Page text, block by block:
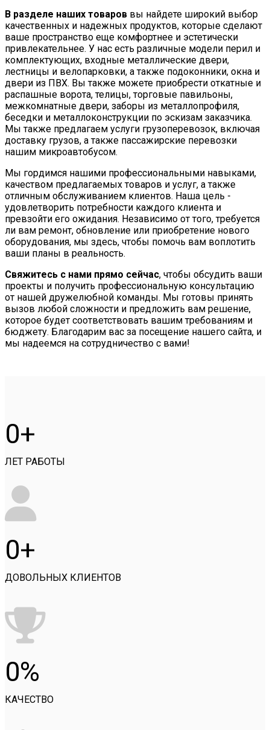
В разделе наших товаров вы найдете широкий выбор
качественных и надежных продуктов, которые сделают
ваше пространство еще комфортнее и эстетически
привлекательнее. У нас есть различные модели перил и
комплектующих, входные металлические двери,
лестницы и велопарковки, а также подоконники, окна и
двери из ПВХ. Вы также можете приобрести откатные и
распашные ворота, телицы, торговые павильоны,
межкомнатные двери, заборы из металлопрофиля,
беседки и металлоконструкции по эскизам заказчика.
Мы также предлагаем услуги грузоперевозок, включая
доставку грузов, а также пассажирские перевозки
нашим микроавтобусом.
Мы гордимся нашими профессиональными навыками,
качеством предлагаемых товаров и услуг, а также
отличным обслуживанием клиентов. Наша цель -
удовлетворить потребности каждого клиента и
превзойти его ожидания. Независимо от того, требуется
ли вам ремонт, обновление или приобретение нового
оборудования, мы здесь, чтобы помочь вам воплотить
ваши планы в реальность.
Свяжитесь с нами прямо сейчас, чтобы обсудить ваши
проекты и получить профессиональную консультацию
от нашей дружелюбной команды. Мы готовы принять
вызов любой сложности и предложить вам решение,
которое будет соответствовать вашим требованиям и
бюджету. Благодарим вас за посещение нашего сайта, и
мы надеемся на сотрудничество с вами!
0
ЛЕТ РАБОТЫ
0
ДОВОЛЬНЫХ КЛИЕНТОВ
0
КАЧЕСТВО